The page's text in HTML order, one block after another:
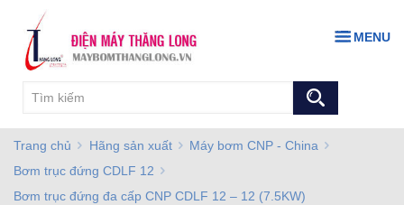
MENU
Trang chủ Hãng sản xuất
Máy bơm CNP - China
Bơm trục đứng CDLF 12
Bơm trục đứng đa cấp CNP CDLF 12 – 12 (7.5KW)